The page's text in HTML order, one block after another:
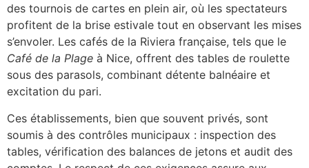
des tournois de cartes en plein air, où les spectateurs
profitent de la brise estivale tout en observant les mises
s’envoler. Les cafés de la Riviera française, tels que le
Café de la Plage à Nice, offrent des tables de roulette
sous des parasols, combinant détente balnéaire et
excitation du pari.
Ces établissements, bien que souvent privés, sont
soumis à des contrôles municipaux : inspection des
tables, vérification des balances de jetons et audit des